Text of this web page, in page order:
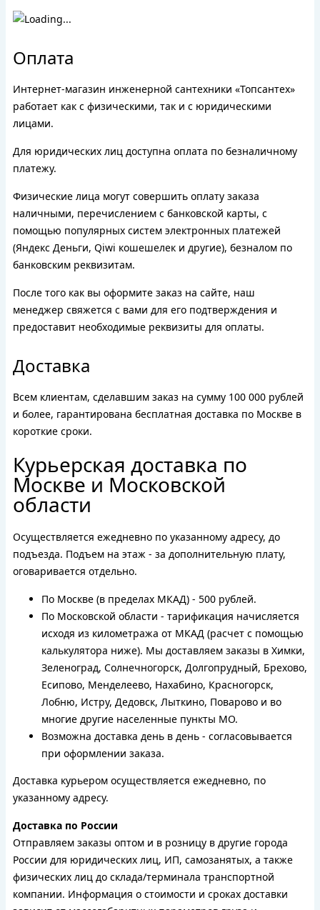
Оплата
Интернет-магазин инженерной сантехники «Топсантех»
работает как с физическими, так и с юридическими
лицами.
Для юридических лиц доступна оплата по безналичному
платежу.
Физические лица могут совершить оплату заказа
наличными, перечислением с банковской карты, с
помощью популярных систем электронных платежей
(Яндекс Деньги, Qiwi кошешелек и другие), безналом по
банковским реквизитам.
После того как вы оформите заказ на сайте, наш
менеджер свяжется с вами для его подтверждения и
предоставит необходимые реквизиты для оплаты.
Доставка
Всем клиентам, сделавшим заказ на сумму 100 000 рублей
и более, гарантирована бесплатная доставка по Москве в
короткие сроки.
Курьерская доставка по
Москве и Московской
области
Осуществляется ежедневно по указанному адресу, до
подъезда. Подъем на этаж - за дополнительную плату,
оговаривается отдельно.
По Москве (в пределах МКАД) - 500 рублей.
По Московской области - тарификация начисляется
исходя из километража от МКАД (расчет с помощью
калькулятора ниже). Мы доставляем заказы в Химки,
Зеленоград, Солнечногорск, Долгопрудный, Брехово,
Есипово, Менделеево, Нахабино, Красногорск,
Лобню, Истру, Дедовск, Лыткино, Поварово и во
многие другие населенные пункты МО.
Возможна доставка день в день - согласовывается
при оформлении заказа.
Доставка курьером осуществляется ежедневно, по
указанному адресу.
Доставка по России
Отправляем заказы оптом и в розницу в другие города
России для юридических лиц, ИП, самозанятых, а также
физических лиц до склада/терминала транспортной
компании. Информация о стоимости и сроках доставки